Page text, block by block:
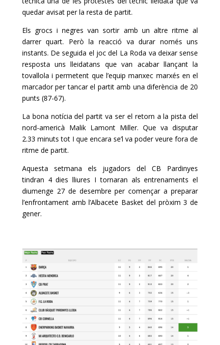
quedar avisat per la resta de partit.
Els grocs i negres van sortir amb un altre ritme al
darrer quart. Però la reacció va durar només uns
instants. De seguida el joc del La Roda va deixar sense
resposta uns lleidatans que van acabar llançant la
tovallola i permetent que l’equip manxec marxés en el
marcador per tancar el partit amb una diferència de 20
punts (87-67).
La bona notícia del partit va ser el retorn a la pista del
nord-americà Malik Lamont Miller. Que va disputar
2.33 minuts tot I que encara se’l va poder veure fora de
ritme de partit.
Aquesta setmana els jugadors del CB Pardinyes
tindran 4 dies lliures I tornaran als entrenaments el
diumenge 27 de desembre per començar a preparar
l’enfrontament amb l’Albacete Basket del pròxim 3 de
gener.